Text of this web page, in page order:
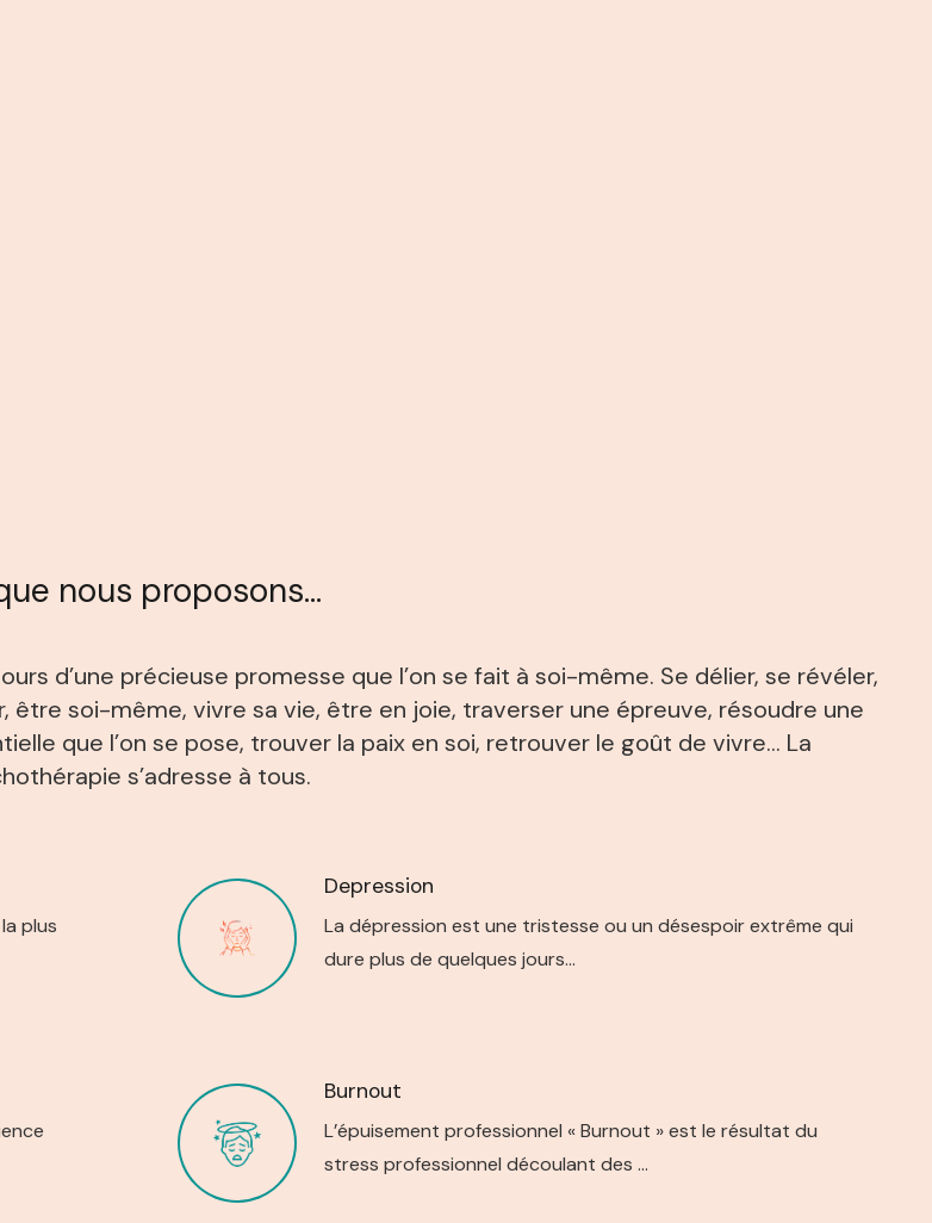
nous proposons…
d’une précieuse promesse que l’on se fait à soi-même. Se délier, se révéler,
être soi-même, vivre sa vie, être en joie, traverser une épreuve, résoudre une
que l’on se pose, trouver la paix en soi, retrouver le goût de vivre… La
s’adresse à tous.
plus
Depression
La dépression est une tristesse ou un désespoir extrême qui
dure plus de quelques jours…
Burnout
L’épuisement professionnel « Burnout » est le résultat du
stress professionnel découlant des …